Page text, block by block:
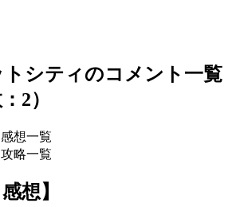
シティのコメント一覧
2）
想一覧
略一覧
想】